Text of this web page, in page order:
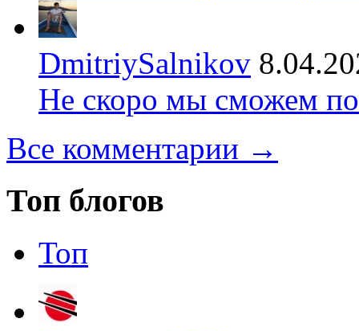
DmitriySalnikov
Не скоро мы сможем
Все комментарии →
Топ блогов
Топ